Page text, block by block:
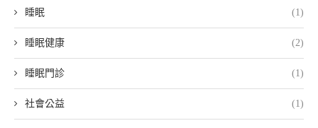
睡眠 (1)
睡眠健康 (2)
睡眠門診 (1)
社會公益 (1)